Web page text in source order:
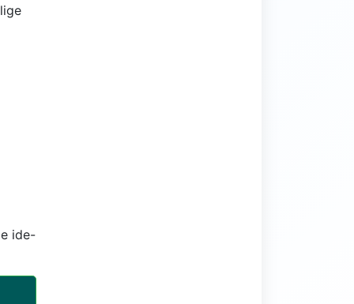
ide-